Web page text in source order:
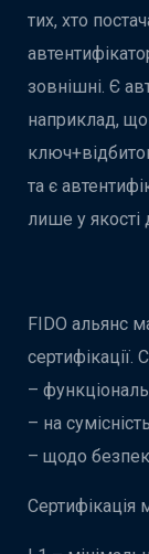
тих, хто
зовнішні. Є
наприклад,
та є
лише у якості
FIDO альянс
сертифікації.
–
– на
– щодо
Сертифікація